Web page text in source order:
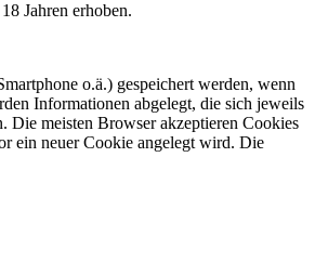
Jahren erhoben.
o.ä.) gespeichert werden, wenn
Informationen abgelegt, die sich jeweils
Die meisten Browser akzeptieren Cookies
ein neuer Cookie angelegt wird. Die